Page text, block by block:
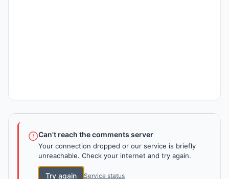
Can't reach the comments server
Your connection dropped or our service is briefly
unreachable. Check your internet and try again.
Try again Service status